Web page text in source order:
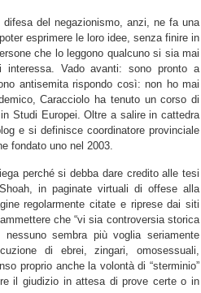
del negazionismo, anzi, ne fa una
esprimere le loro idee, senza finire in
che lo leggono qualcuno si sia mai
Vado avanti: sono pronto a
antisemita rispondo così: non ho mai
Caracciolo ha tenuto un corso di
Studi Europei. Oltre a salire in cattedra
e si definisce coordinatore provinciale
fondato uno nel 2003.
perché si debba dare credito alle tesi
in paginate virtuali di offese alla
regolarmente citate e riprese dai siti
che “vi sia controversia storica
sembra più voglia seriamente
di ebrei, zingari, omosessuali,
proprio anche la volontà di “sterminio”
il giudizio in attesa di prove certe o in